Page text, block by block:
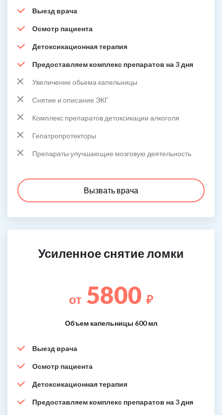
Выезд врача
Осмотр пациента
Детоксикационная терапия
Предоставляем комплекс препаратов на 3 дня
Увеличение обьема капельницы
Снятие и описание ЭКГ
Комплекс препаратов детоксикации алкоголя
Гепатропротекторы
Препараты улучшающие мозговую деятельность
Вызвать врача
Усиленное снятие ломки
от 5800 ₽
Объем капельницы 600 мл
Выезд врача
Осмотр пациента
Детоксикационная терапия
Предоставляем комплекс препаратов на 3 дня